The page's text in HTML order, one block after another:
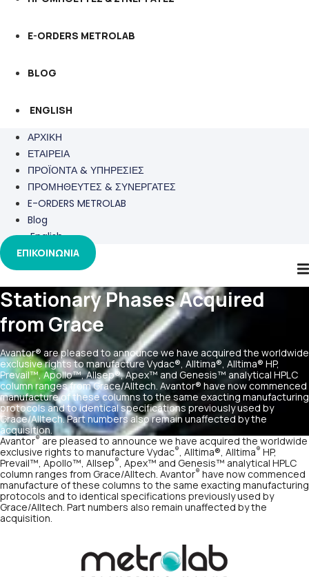
E-ORDERS METROLAB
BLOG
ENGLISH
ΑΡΧΙΚΗ
ΕΤΑΙΡΕΙΑ
ΠΡΟΪΟΝΤΑ & ΥΠΗΡΕΣΙΕΣ
ΠΡΟΜΗΘΕΥΤΕΣ & ΣΥΝΕΡΓΑΤΕΣ
E-ORDERS METROLAB
Blog
English
ΕΠΙΚΟΙΝΩΝΙΑ
Stationary Phases Acquired
from Grace
Avantor® are pleased to announce we have acquired the worldwide
exclusive rights to manufacture Vydac®, Alltima®, Alltima® HP,
Prevail™, Apollo™, Allsep®, Apex™ and Genesis™ analytical HPLC
column ranges from Grace/Alltech. Avantor® have now commenced
manufacture of these columns to the same exacting manufacturing
protocols and to identical specifications previously used by
Grace/Alltech. Part numbers also remain unaffected by the
acquisition.
Avantor® are pleased to announce we have acquired the worldwide
exclusive rights to manufacture Vydac®, Alltima®, Alltima® HP,
Prevail™, Apollo™, Allsep®, Apex™ and Genesis™ analytical HPLC
column ranges from Grace/Alltech. Avantor® have now commenced
manufacture of these columns to the same exacting manufacturing
protocols and to identical specifications previously used by
Grace/Alltech. Part numbers also remain unaffected by the
acquisition.